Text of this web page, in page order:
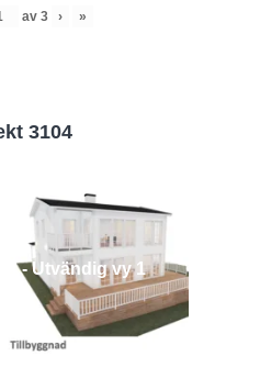
av 3 › »
3104
- Utvändig vy 1